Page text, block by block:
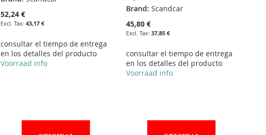
52,24 €
43,17 €
consultar el tiempo de entrega
en los detalles del producto
Voorraad info
Brand: Scandcar
45,80 €
37,85 €
consultar el tiempo de entrega
en los detalles del producto
Voorraad info